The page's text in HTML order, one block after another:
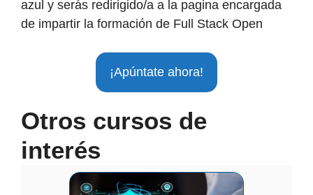
azul y serás redirigido/a a la pagina encargada
de impartir la formación de Full Stack Open
¡Apúntate ahora!
Otros cursos de
interés